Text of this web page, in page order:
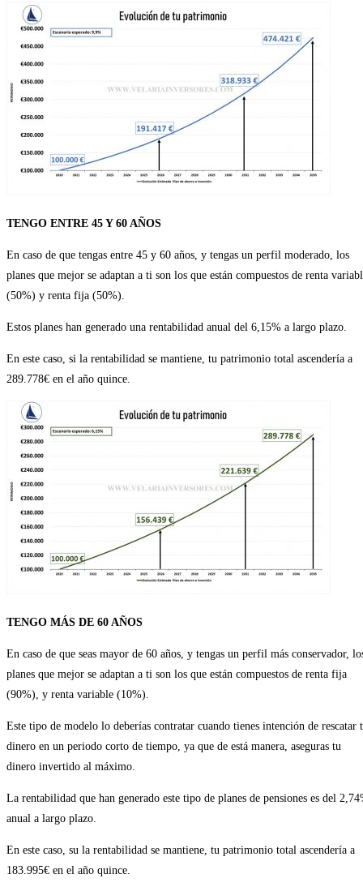
TENGO ENTRE 45 Y 60 AÑOS
En caso de que tengas entre 45 y 60 años, y tengas un perfil moderado, los
planes que mejor se adaptan a ti son los que están compuestos de renta
(50%) y renta fija (50%).
Estos planes han generado una rentabilidad anual del 6,15% a largo plazo.
En este caso, si la rentabilidad se mantiene, tu patrimonio total ascendería a
289.778€ en el año quince.
TENGO MÁS DE 60 AÑOS
En caso de que seas mayor de 60 años, y tengas un perfil más conservador,
planes que mejor se adaptan a ti son los que están compuestos de renta fija
(90%), y renta variable (10%).
Este tipo de modelo lo deberías contratar cuando tienes intención de rescatar
dinero en un periodo corto de tiempo, ya que de está manera, aseguras tu
dinero invertido al máximo.
La rentabilidad que han generado este tipo de planes de pensiones es del
anual a largo plazo.
En este caso, su la rentabilidad se mantiene, tu patrimonio total ascendería a
183.995€ en el año quince.